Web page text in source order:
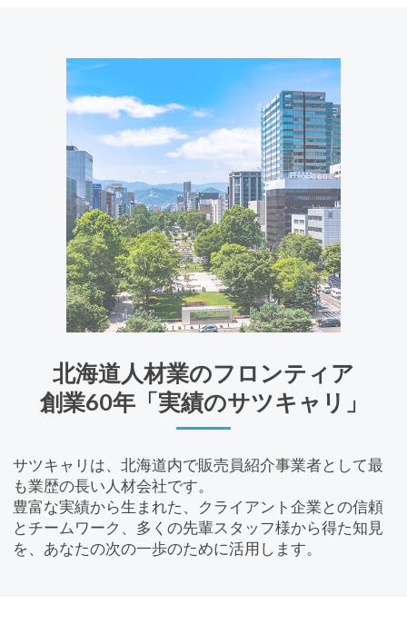
北海道⼈材業のフロンティア
創業60年「実績のサツキャリ」
サツキャリは、北海道内で販売員紹介事業者として最
も業歴の長い人材会社です。
豊富な実績から⽣まれた、クライアント企業との信頼
とチームワーク、多くの先輩スタッフ様から得た知⾒
を、あなたの次の⼀歩のために活⽤します。